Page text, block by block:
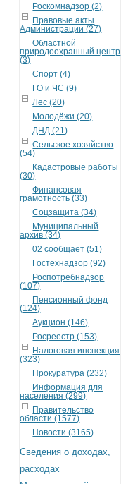
Роскомнадзор (2)
Правовые акты
Администрации (27)
Областной
природоохранный центр
(3)
Спорт (4)
ГО и ЧС (9)
Лес (20)
Молодёжи (20)
ДНД (21)
Сельское хозяйство
(54)
Кадастровые работы
(30)
Финансовая
грамотность (33)
Соцзащита (34)
Муниципальный
архив (34)
02 сообщает (51)
Гостехнадзор (92)
Роспотребнадзор
(107)
Пенсионный фонд
(124)
Аукцион (146)
Росреестр (153)
Налоговая инспекция
(323)
Прокуратура (232)
Информация для
населения (299)
Правительство
области (1577)
Новости (3165)
Сведения о доходах,
расходах